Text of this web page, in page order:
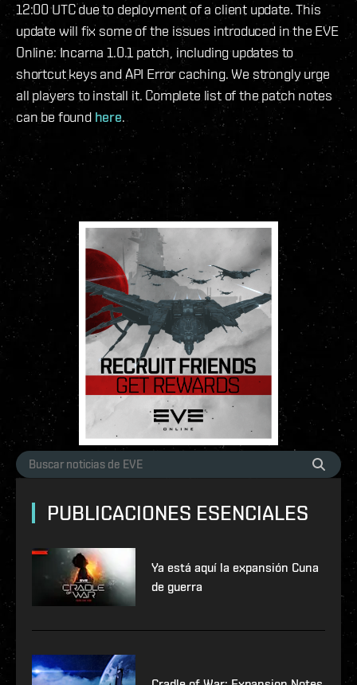
12:00 UTC due to deployment of a client update. This
update will fix some of the issues introduced in the EVE
Online: Incarna 1.0.1 patch, including updates to
shortcut keys and API Error caching. We strongly urge
all players to install it. Complete list of the patch notes
can be found here.
PUBLICACIONES ESENCIALES
Ya está aquí la expansión Cuna
de guerra